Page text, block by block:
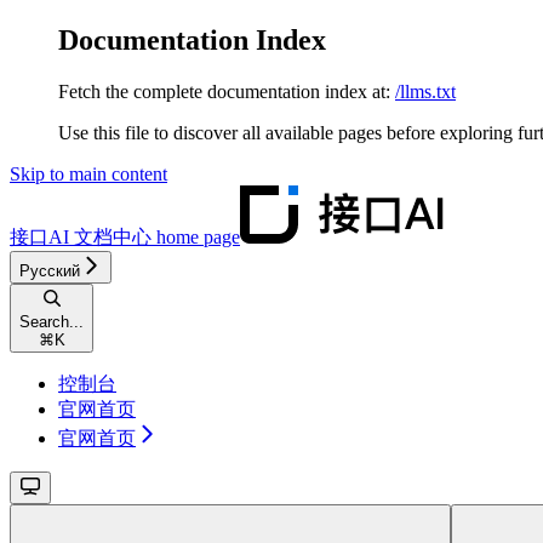
Documentation Index
Fetch the complete documentation index at: /llms.txt
Use this file to discover all available pages before exploring
Skip to main content
接口AI 文档中心 home page
Русский
Search...
⌘ K
控制台
官网首页
官网首页